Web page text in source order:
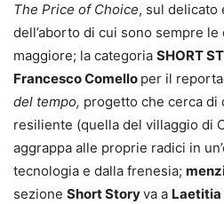
The Price of Choice, sul delicato
dell’aborto di cui sono sempre
maggiore; la categoria SHORT
Francesco Comello per il
del tempo, progetto che cerca di
resiliente (quella del villaggio di
aggrappa alle proprie radici in
tecnologia e dalla frenesia;
sezione Short Storyva a Laetitia